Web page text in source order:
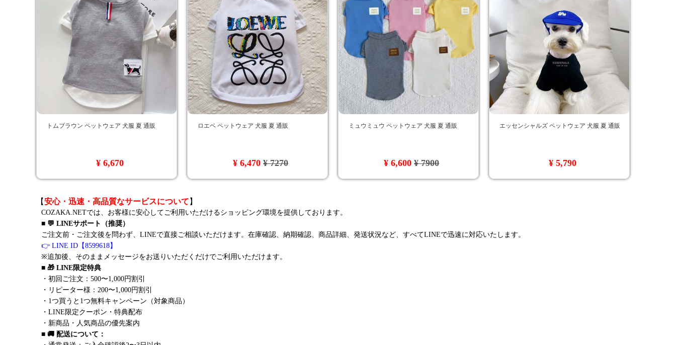
トムブラウン ペットウェア 犬服 夏 通販
¥ 6,670
ロエベ ペットウェア 犬服 夏 通販
¥ 6,470¥ 7270
ミュウミュウ ペットウェア 犬服 夏 通販
¥ 6,600¥ 7900
エッセンシャルズ ペットウェア 犬服 夏 通販
¥ 5,790
【安心・迅速・高品質なサービスについて 】
COZAKA.NETでは、お客様に安心してご利用いただけるショッピング環境を提供しております。
■ 💬 LINEサポート（推奨）
ご注文前・ご注文後を問わず、LINEで直接ご相談いただけます。在庫確認、納期確認、商品詳細、発送状況など、すべてLINEで迅速に対応いたします。
👉 LINE ID【8599618】
※追加後、そのままメッセージをお送りいただくだけでご利用いただけます。
■ 🎁 LINE限定特典
・初回ご注文：500〜1,000円割引
・リピーター様：200〜1,000円割引
・1つ買うと1つ無料キャンペーン（対象商品）
・LINE限定クーポン・特典配布
・新商品・人気商品の優先案内
■ 🚚 配送について：